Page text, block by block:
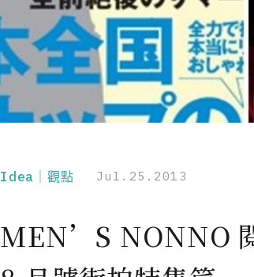
Idea｜觀點 Jul.25.2013
MEN’S NONNO